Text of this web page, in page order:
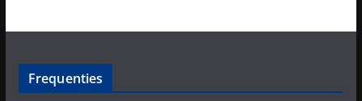
Frequenties